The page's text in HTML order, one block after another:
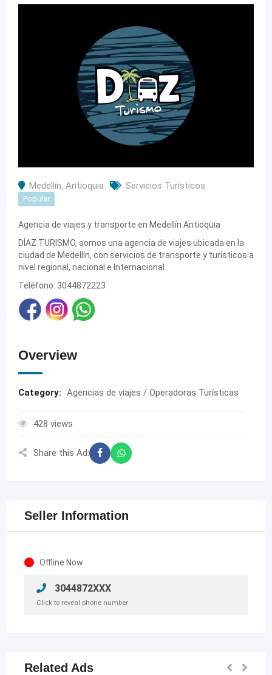
Medellín, Antioquia Servicios Turísticos
Popular
Agencia de viajes y transporte en Medellín Antioquia
DÍAZ TURISMO, somos una agencia de viajes ubicada en la
ciudad de Medellín, con servicios de transporte y turísticos a
nivel regional, nacional e Internacional.
Teléfono: 3044872223
Overview
Category: Agencias de viajes / Operadoras Turísticas
428 views
Share this Ad:
Seller Information
Offline Now
3044872XXX
Click to reveal phone number
Related Ads